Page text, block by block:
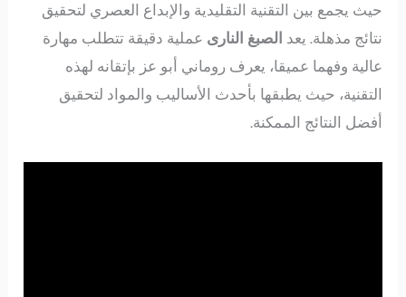
حيث يجمع بين التقنية التقليدية والإبداع العصري لتحقيق
نتائج مذهلة. يعد الصبغ النارى عملية دقيقة تتطلب مهارة
عالية وفهما عميقا، يعرف روماني أبو عز بإتقانه لهذه
التقنية، حيث يطبقها بأحدث الأساليب والمواد لتحقيق
أفضل النتائج الممكنة.